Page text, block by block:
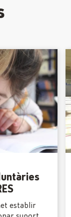
establir